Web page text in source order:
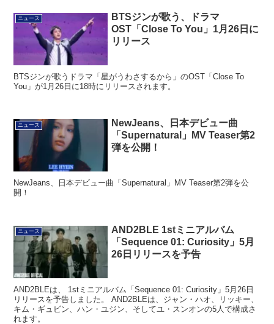
ニュース
BTSジンが歌う、ドラマ
OST「Close To You」1月26日に
リリース
BTSジンが歌うドラマ「星がうわさするから」のOST「Close To
You」が1月26日に18時にリリースされます。
ニュース
NewJeans、日本デビュー曲
「Supernatural」MV Teaser第2
弾を公開！
NewJeans、日本デビュー曲「Supernatural」MV Teaser第2弾を公
開！
ニュース
AND2BLE 1stミニアルバム
「Sequence 01: Curiosity」5月
26日リリースを予告
AND2BLEは、 1stミニアルバム「Sequence 01: Curiosity」5月26日
リリースを予告しました。 AND2BLEは、ジャン・ハオ、リッキー、
キム・ギュビン、ハン・ユジン、そしてユ・スンオンの5人で構成さ
れます。